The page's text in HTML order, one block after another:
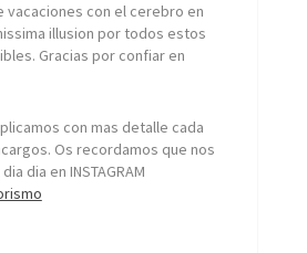
vacaciones con el cerebro en
illusion por todos estos
Gracias por confiar en
con mas detalle cada
Os recordamos que nos
dia en INSTAGRAM